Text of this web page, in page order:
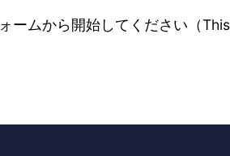
ームから開始してください（